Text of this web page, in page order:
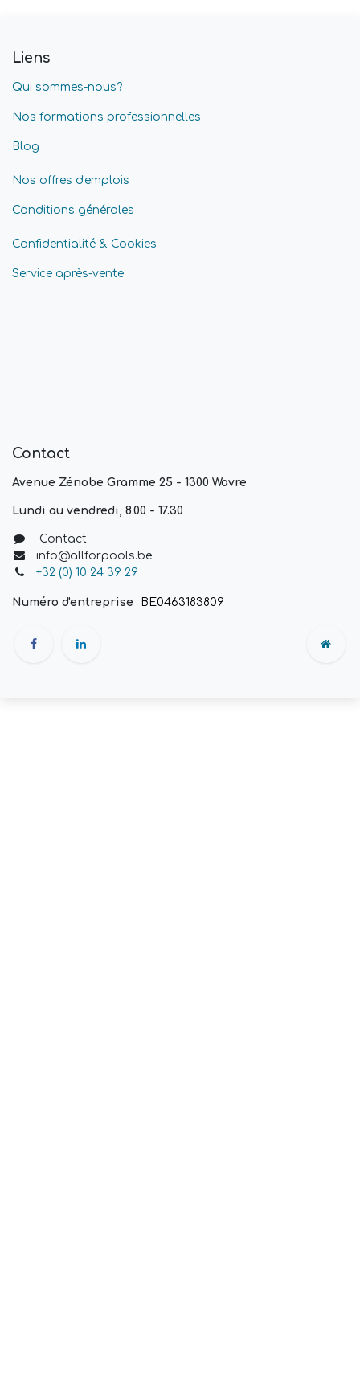
Liens
Qui sommes-nous?
Nos formations professionnelles
Blog
Nos offres d'emplois
Conditions générales
Confidentialité & Cookies
Service après-vente
Contact
Avenue Zénobe Gramme 25 - 1300 Wavre
Lundi au vendredi, 8.00 - 17.30
Contact
info@allforpools.be
+32 (0) 10 24 39 29
Numéro d'entreprise BE0463183809